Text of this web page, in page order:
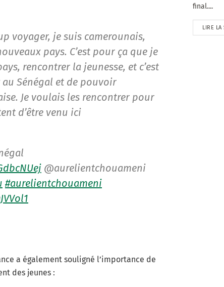
voyager, je suis camerounais,
pays. C’est pour ça que je
rencontrer la jeunesse, et c’est
Sénégal et de pouvoir
Je voulais les rencontrer pour
d’être venu ici
@aurelientchouameni
#aurelientchouameni
a également souligné l’importance de
des jeunes :
final....
LIRE LA